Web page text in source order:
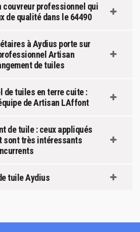
professionnel qui
de qualité dans le 64490
à Aydius porte sur
Artisan
de tuiles
de tuiles en terre cuite :
de Artisan LAffont
de tuile : ceux appliqués
sont très intéressants
tuile Aydius